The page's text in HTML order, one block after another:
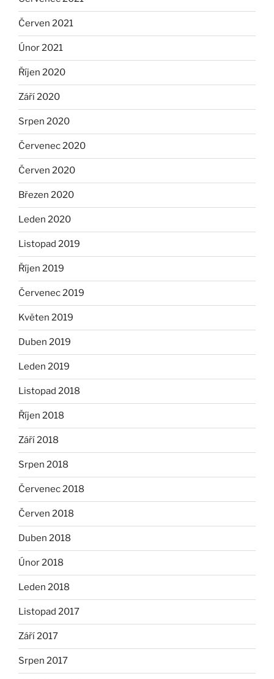
Červen 2021
Únor 2021
Říjen 2020
Září 2020
Srpen 2020
Červenec 2020
Červen 2020
Březen 2020
Leden 2020
Listopad 2019
Říjen 2019
Červenec 2019
Květen 2019
Duben 2019
Leden 2019
Listopad 2018
Říjen 2018
Září 2018
Srpen 2018
Červenec 2018
Červen 2018
Duben 2018
Únor 2018
Leden 2018
Listopad 2017
Září 2017
Srpen 2017